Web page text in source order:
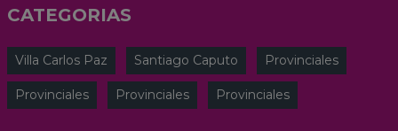
CATEGORIAS
Villa Carlos Paz Santiago Caputo Provinciales
Provinciales Provinciales Provinciales